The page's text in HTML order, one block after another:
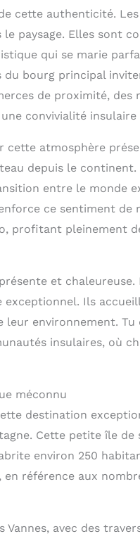
cette authenticité.
paysage. Elles sont
qui se marie
du bourg principal
de proximité,
convivialité
cette atmosphère
depuis le
entre le monde
ce sentiment
profitant pleinement
et
Ils
environnement.
insulaires, où
méconnu
destination
Cette petite île
environ 250
référence aux
avec des